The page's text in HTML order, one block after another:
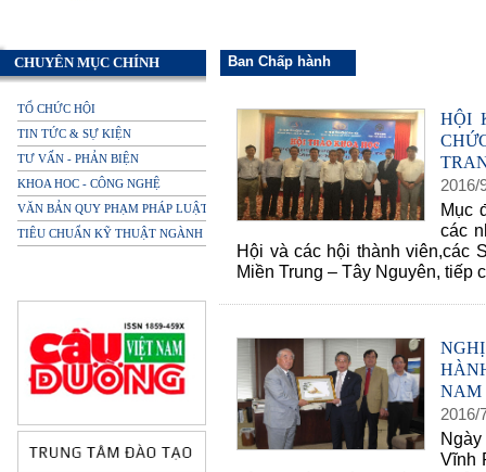
CHUYÊN MỤC CHÍNH
TỔ CHỨC HỘI
TIN TỨC & SỰ KIỆN
TƯ VẤN - PHẢN BIỆN
KHOA HOC - CÔNG NGHỆ
VĂN BẢN QUY PHẠM PHÁP LUẬT
TIÊU CHUẨN KỸ THUẬT NGÀNH
Ban Chấp hành
HỘI
2016/
Mục
các
Hội và các hội thành viên,các
Miền Trung – Tây Nguyên, tiếp
NAM
2016/
Vĩnh